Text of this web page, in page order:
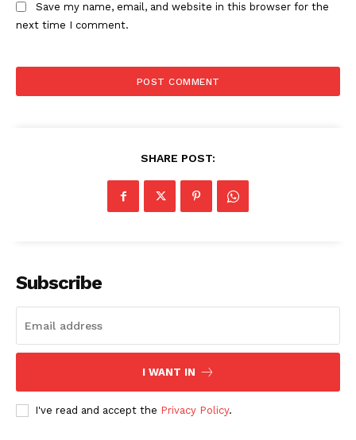
Save my name, email, and website in this browser for the
next time I comment.
SHARE POST:
Subscribe
I WANT IN
I've read and accept the Privacy Policy.